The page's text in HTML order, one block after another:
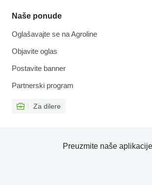
Naše ponude
Oglašavajte se na Agroline
Objavite oglas
Postavite banner
Partnerski program
Za dilere
Preuzmite naše aplikacije